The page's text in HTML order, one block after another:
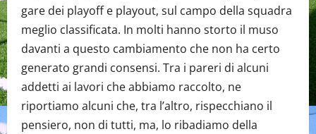
gare dei playoff e playout, sul campo della squadra
meglio classificata. In molti hanno storto il muso
davanti a questo cambiamento che non ha certo
generato grandi consensi. Tra i pareri di alcuni
addetti ai lavori che abbiamo raccolto, ne
riportiamo alcuni che, tra l’altro, rispecchiano il
pensiero, non di tutti, ma, lo ribadiamo della